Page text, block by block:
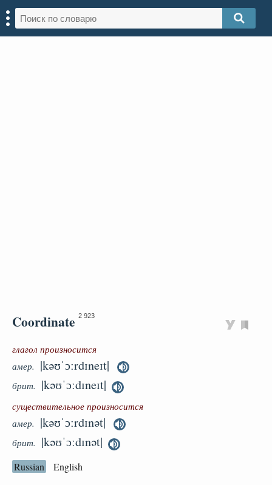
Coordinate 2 923
глагол произносится
амер. |kəʊˈɔːrdɪneɪt|
брит. |kəʊˈɔːdɪneɪt|
существительное произносится
амер. |kəʊˈɔːrdɪnət|
брит. |kəʊˈɔːdɪnət|
Russian English